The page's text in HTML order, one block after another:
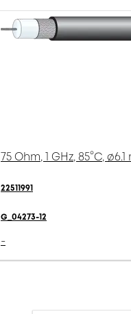
75 Ohm, 1 GHz, 85°C,
22511991
G_04273-12
-